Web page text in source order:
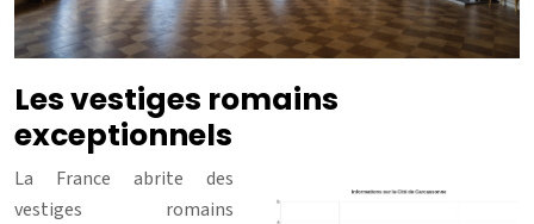
Les vestiges romains
exceptionnels
La France abrite des
vestiges romains